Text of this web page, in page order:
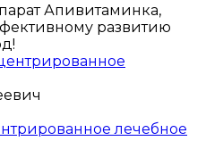
Апивитаминка,
развитию
лечебное